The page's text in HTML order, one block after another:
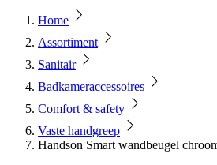
Home
Assortiment
Sanitair
Badkameraccessoires
Comfort & safety
Vaste handgreep
Handson Smart wandbeugel